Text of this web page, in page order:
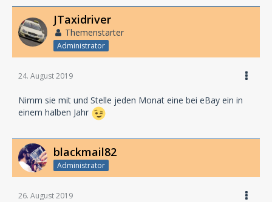
JTaxidriver
Themenstarter
Administrator
24. August 2019
Nimm sie mit und Stelle jeden Monat eine bei eBay ein in
einem halben Jahr
blackmail82
Administrator
26. August 2019